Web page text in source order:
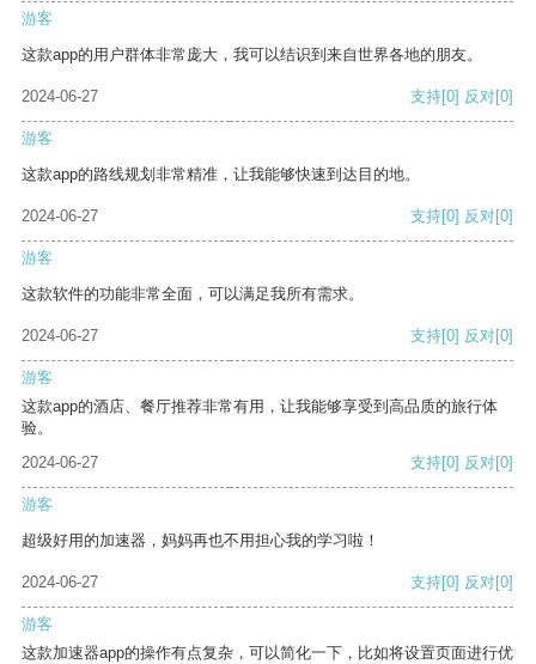
游客
这款app的用户群体非常庞大，我可以结识到来自世界各地的朋友。
2024-06-27 支持[0] 反对[0]
游客
这款app的路线规划非常精准，让我能够快速到达目的地。
2024-06-27 支持[0] 反对[0]
游客
这款软件的功能非常全面，可以满足我所有需求。
2024-06-27 支持[0] 反对[0]
游客
这款app的酒店、餐厅推荐非常有用，让我能够享受到高品质的旅行体
验。
2024-06-27
支持[0] 反对[0]
游客
超级好用的加速器，妈妈再也不用担心我的学习啦！
2024-06-27 支持[0] 反对[0]
游客
这款加速器app的操作有点复杂，可以简化一下，比如将设置页面进行优